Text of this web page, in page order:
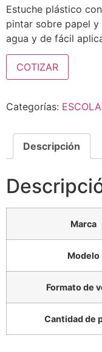
Estuche plástico
pintar sobre papel
agua y de fácil
COTIZAR
Categorías:
Descripción
Marca
Modelo
Formato de
Cantidad de